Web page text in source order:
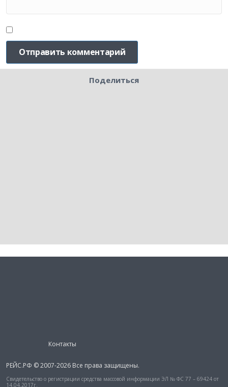
Поделиться
Контакты
РЕЙС.РФ © 2007-2026 Все права защищены.
Свидетельство о регистрации средства массовой информации ЭЛ № ФС 77 – 69424 от
14.04.2017г.